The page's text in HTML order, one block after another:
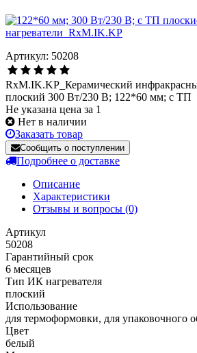
Артикул: 50208
RxM.IK.KP_Керамический
плоский 300 Вт/230 В; 122*60 мм; с ТП
Не указана цена за 1
Нет в наличии
Заказать товар
Сообщить о поступлении
Подробнее о доставке
Описание
Характеристики
Отзывы и вопросы (0)
Артикул
50208
Гарантийный срок
6 месяцев
Тип ИК нагревателя
плоский
Использование
для термоформовки, для упаковочного
Цвет
белый